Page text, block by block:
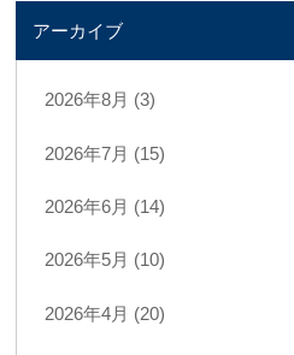
アーカイブ
2026年8月 (3)
2026年7月 (15)
2026年6月 (14)
2026年5月 (10)
2026年4月 (20)